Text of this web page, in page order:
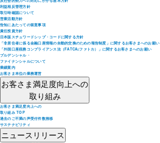
利益相反管理方針
取引時確認について
営業活動方針
告知にあたっての留意事項
責任投資方針
日本版スチュワードシップ・コードに関する方針
「非居住者に係る金融口座情報の自動的交換のための報告制度」に関するお客さまへのお願い
「外国口座税務コンプライアンス法（FATCA=ファトカ）」に関するお客さまへのお願い
プルデンシャル・
ファイナンシャルについて
業績案内
お客さま本位の業務運営
お客さま満足度向上への
取り組み
お客さま満足度向上への
取り組み TOP
過去のご不満の声受付件数推移
サステナビリティ
ニュースリリース